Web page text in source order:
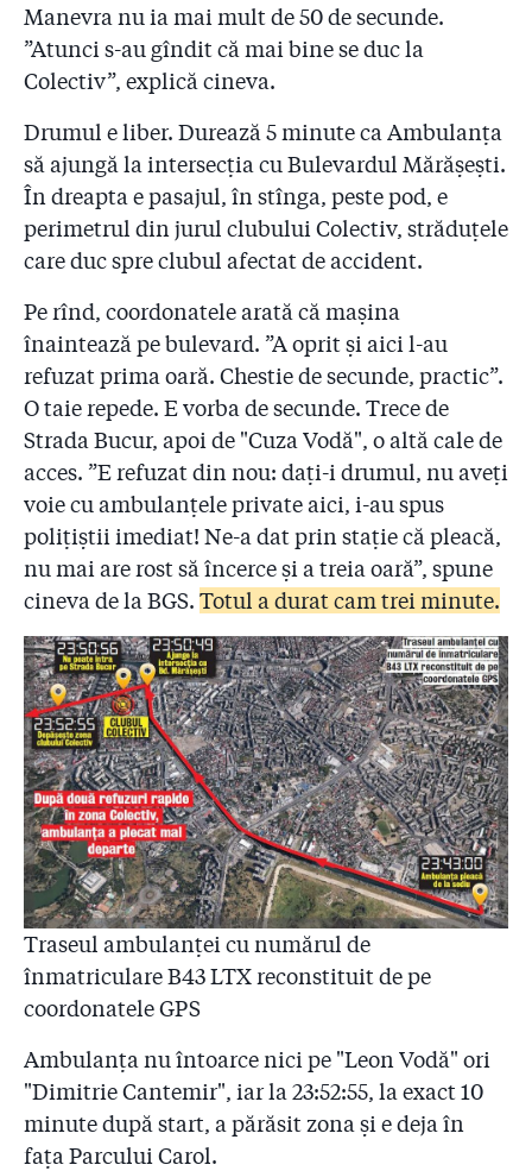
Manevra nu ia mai mult de 50 de secunde.
”Atunci s-au gîndit că mai bine se duc la
Colectiv”, explică cineva.
Drumul e liber. Durează 5 minute ca Ambulanţa
să ajungă la intersecţia cu Bulevardul Mărăşeşti.
În dreapta e pasajul, în stînga, peste pod, e
perimetrul din jurul clubului Colectiv, străduţele
care duc spre clubul afectat de accident.
Pe rînd, coordonatele arată că maşina
înaintează pe bulevard. ”A oprit și aici l-au
refuzat prima oară. Chestie de secunde, practic”.
O taie repede. E vorba de secunde. Trece de
Strada Bucur, apoi de "Cuza Vodă", o altă cale de
acces. ”E refuzat din nou: dați-i drumul, nu aveți
voie cu ambulanțele private aici, i-au spus
polițiștii imediat! Ne-a dat prin stație că pleacă,
nu mai are rost să încerce și a treia oară”, spune
cineva de la BGS. Totul a durat cam trei minute.
Traseul ambulanței cu numărul de
înmatriculare B43 LTX reconstituit de pe
coordonatele GPS
Ambulanța nu întoarce nici pe "Leon Vodă" ori
"Dimitrie Cantemir", iar la 23:52:55, la exact 10
minute după start, a părăsit zona și e deja în
faţa Parcului Carol.